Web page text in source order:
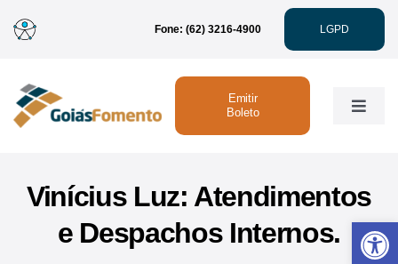
Abrir
para
conteúdo
Fone: (62) 3216-4900 LGPD
Toggle
Linhas de Crédito
Emitir
Boleto
Vinícius Luz: Atendimentos
e Despachos Internos.